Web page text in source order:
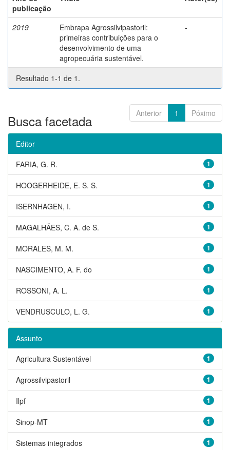
publicação
2019
Embrapa Agrossilvipastoril:
primeiras contribuições para o
desenvolvimento de uma
agropecuária sustentável.
-
Resultado 1-1 de 1.
Anterior 1 Póximo
Busca facetada
Editor
1
FARIA, G. R.
1
HOOGERHEIDE, E. S. S.
1
ISERNHAGEN, I.
1
MAGALHÃES, C. A. de S.
1
MORALES, M. M.
1
NASCIMENTO, A. F. do
1
ROSSONI, A. L.
1
VENDRUSCULO, L. G.
Assunto
1
Agricultura Sustentável
1
Agrossilvipastoril
1
Ilpf
1
Sinop-MT
1
Sistemas integrados